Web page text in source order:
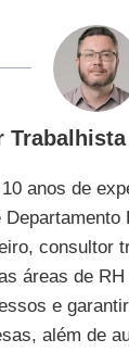
anos de
consultor
áreas de
e
além de